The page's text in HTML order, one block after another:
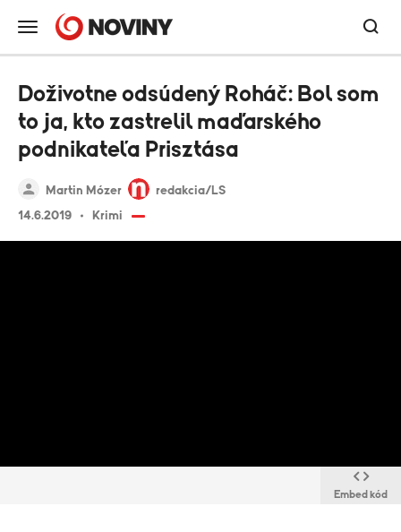
Martin Mózer
redakcia/LS
14.6.2019
Krimi
Doživotne odsúdený Roháč: Bol som
to ja, kto zastrelil maďarského
podnikateľa Prisztása
Embed kód